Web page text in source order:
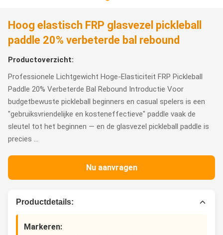
Hoog elastisch FRP glasvezel pickleball
paddle 20% verbeterde bal rebound
Productoverzicht:
Professionele Lichtgewicht Hoge-Elasticiteit FRP Pickleball
Paddle 20% Verbeterde Bal Rebound Introductie Voor
budgetbewuste pickleball beginners en casual spelers is een
"gebruiksvriendelijke en kosteneffectieve" paddle vaak de
sleutel tot het beginnen — en de glasvezel pickleball paddle is
precies ...
Nu aanvragen
Productdetails:
Markeren: